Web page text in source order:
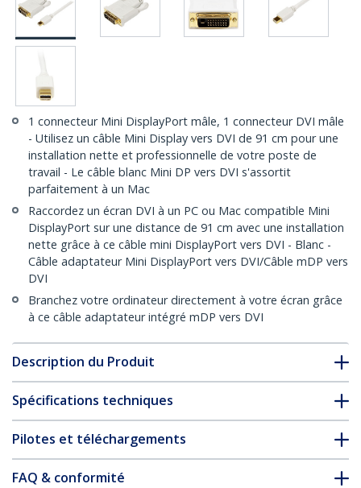
1 connecteur Mini DisplayPort mâle, 1 connecteur DVI mâle
- Utilisez un câble Mini Display vers DVI de 91 cm pour une
installation nette et professionnelle de votre poste de
travail - Le câble blanc Mini DP vers DVI s'assortit
parfaitement à un Mac
Raccordez un écran DVI à un PC ou Mac compatible Mini
DisplayPort sur une distance de 91 cm avec une installation
nette grâce à ce câble mini DisplayPort vers DVI - Blanc -
Câble adaptateur Mini DisplayPort vers DVI/Câble mDP vers
DVI
Branchez votre ordinateur directement à votre écran grâce
à ce câble adaptateur intégré mDP vers DVI
Description du Produit
Spécifications techniques
Pilotes et téléchargements
FAQ & conformité